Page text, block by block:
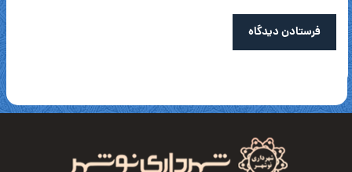
فرستادن دیدگاه